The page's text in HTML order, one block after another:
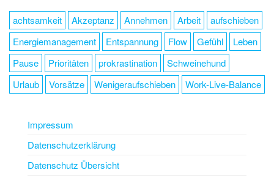
achtsamkeit Akzeptanz Annehmen Arbeit
aufschieben
Energiemanagement
Entspannung Flow Gefühl
Leben
Pause
Prioritäten prokrastination
Schweinehund
Urlaub
Vorsätze Wenigeraufschieben Work-Live-Balance
Impressum
Datenschutzerklärung
Datenschutz Übersicht